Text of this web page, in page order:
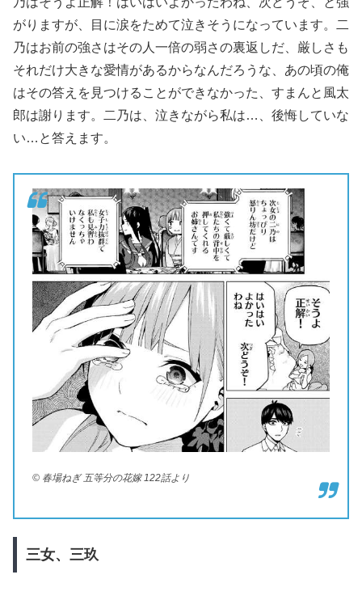
がりますが、目に涙をためて泣きそうになっています。二
乃はお前の強さはその人一倍の弱さの裏返しだ、厳しさも
それだけ大きな愛情があるからなんだろうな、あの頃の俺
はその答えを見つけることができなかった、すまんと風太
郎は謝ります。二乃は、泣きながら私は…、後悔していな
い…と答えます。
© 春場ねぎ 五等分の花嫁 122話より
三女、三玖